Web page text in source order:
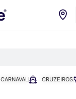
CARNAVAL CRUZEIROS